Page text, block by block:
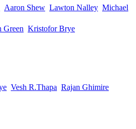
Aaron Shew Lawton Nalley Michael
Green Kristofor Brye
Vesh R.Thapa Rajan Ghimire